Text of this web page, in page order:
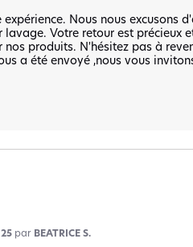
Nous nous excusons
Votre retour est précieux
produits. N'hésitez pas à
a été envoyé ,nous vous
par BEATRICE S.